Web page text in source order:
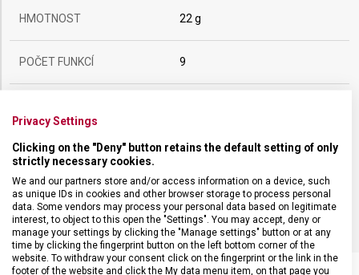
HMOTNOST 22 g
POČET FUNKCÍ 9
MATERIÁL Termoplast
BARVA Červená
Privacy Settings
Clicking on the "Deny" button retains the default setting of only
strictly necessary cookies.
We and our partners store and/or access information on a device, such
as unique IDs in cookies and other browser storage to process personal
data. Some vendors may process your personal data based on legitimate
interest, to object to this open the "Settings". You may accept, deny or
manage your settings by clicking the "Manage settings" button or at any
time by clicking the fingerprint button on the left bottom corner of the
website. To withdraw your consent click on the fingerprint or the link in the
footer of the website and click the My data menu item, on that page you